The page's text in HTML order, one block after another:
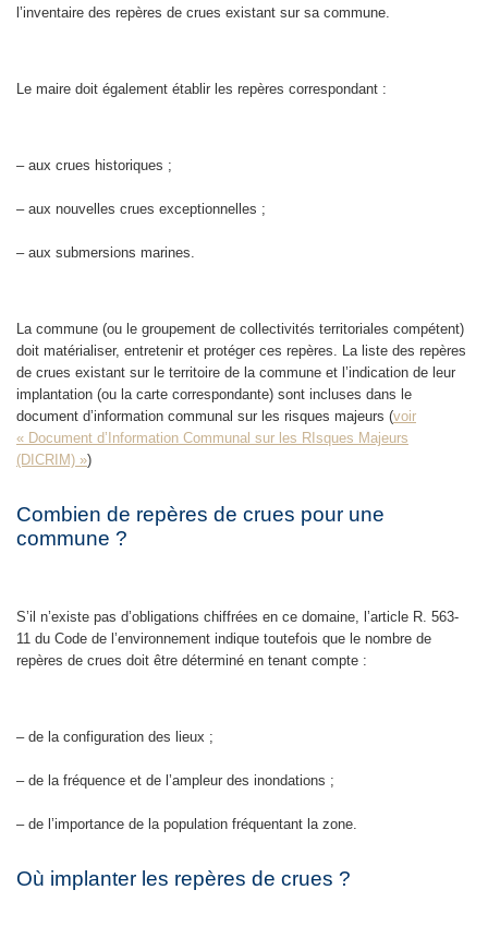
l’inventaire des repères de crues existant sur sa commune.
Le maire doit également établir les repères correspondant :
– aux crues historiques ;
– aux nouvelles crues exceptionnelles ;
– aux submersions marines.
La commune (ou le groupement de collectivités territoriales compétent)
doit matérialiser, entretenir et protéger ces repères. La liste des repères
de crues existant sur le territoire de la commune et l’indication de leur
implantation (ou la carte correspondante) sont incluses dans le
document d’information communal sur les risques majeurs (voir
« Document d’Information Communal sur les RIsques Majeurs
(DICRIM) »)
Combien de repères de crues pour une
commune ?
S’il n’existe pas d’obligations chiffrées en ce domaine, l’article R. 563-
11 du Code de l’environnement indique toutefois que le nombre de
repères de crues doit être déterminé en tenant compte :
– de la configuration des lieux ;
– de la fréquence et de l’ampleur des inondations ;
– de l’importance de la population fréquentant la zone.
Où implanter les repères de crues ?